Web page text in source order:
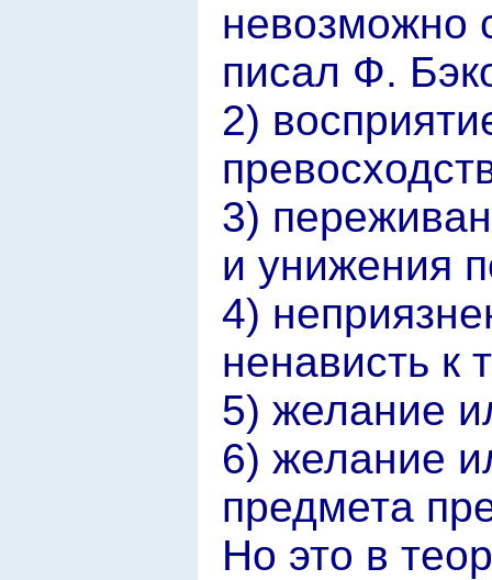
невозможно
писал Ф.
2)
3)
и унижения
4)
ненависть к
5) желание
6) желание
предмета
Но это в